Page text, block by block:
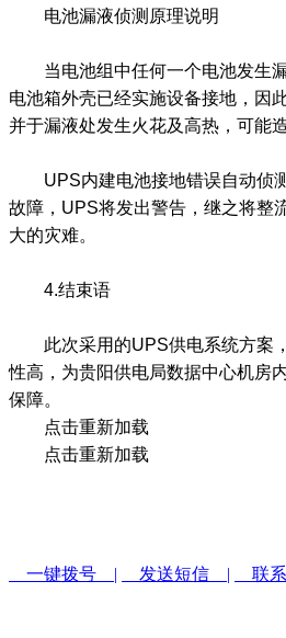
电池漏液侦测原理说明
当电池组中任何一个电池发生漏
电池箱外壳已经实施设备接地，因
并于漏液处发生火花及高热，可能
UPS内建电池接地错误自动侦
故障，UPS将发出警告，继之将整
大的灾难。
4.结束语
此次采用的UPS供电系统方案
性高，为贵阳供电局数据中心机房
保障。
点击重新加载
点击重新加载
一键拨号 | 发送短信 | 联